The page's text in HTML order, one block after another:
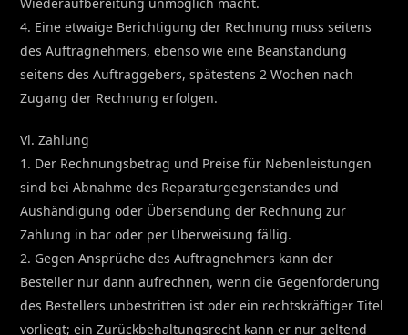
4. Eine etwaige Berichtigung der Rechnung muss seitens
des Auftragnehmers, ebenso wie eine Beanstandung
seitens des Auftraggebers, spätestens 2 Wochen nach
Zugang der Rechnung erfolgen.
Vl. Zahlung
1. Der Rechnungsbetrag und Preise für Nebenleistungen
sind bei Abnahme des Reparaturgegenstandes und
Aushändigung oder Übersendung der Rechnung zur
Zahlung in bar oder per Überweisung fällig.
2. Gegen Ansprüche des Auftragnehmers kann der
Besteller nur dann aufrechnen, wenn die Gegenforderung
des Bestellers unbestritten ist oder ein rechtskräftiger Titel
vorliegt; ein Zurückbehaltungsrecht kann er nur geltend